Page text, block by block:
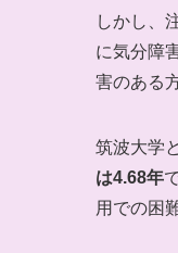
しかし、
に気分障
害のある
筑波大学
は4.68年
用での困